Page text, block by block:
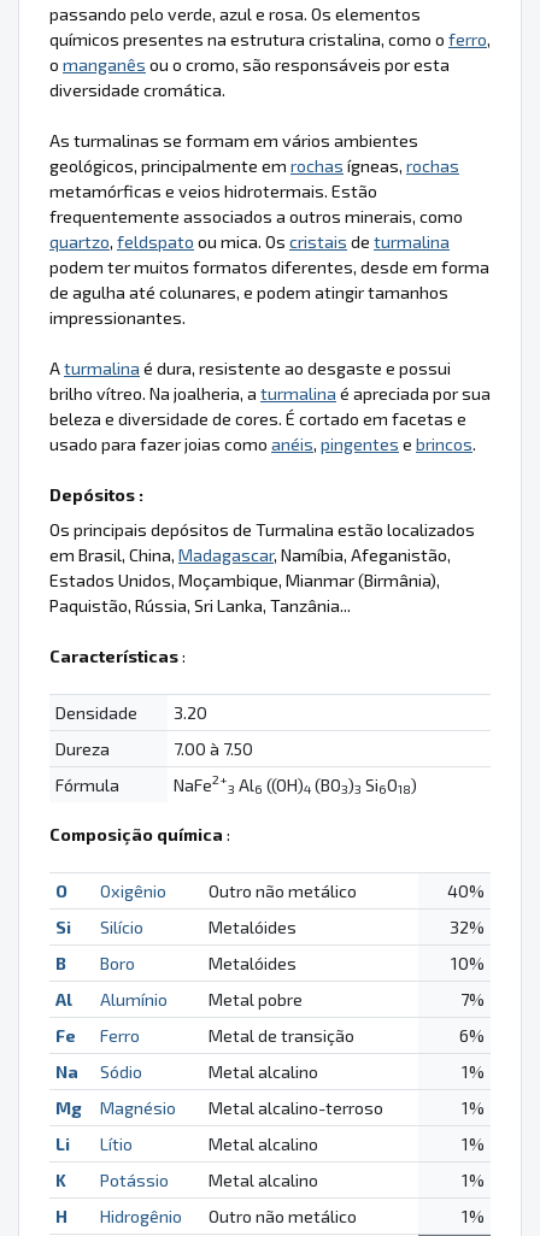
passando pelo verde, azul e rosa. Os elementos
químicos presentes na estrutura cristalina, como o ferro,
o manganês ou o cromo, são responsáveis por esta
diversidade cromática.
As turmalinas se formam em vários ambientes
geológicos, principalmente em rochas ígneas, rochas
metamórficas e veios hidrotermais. Estão
frequentemente associados a outros minerais, como
quartzo, feldspato ou mica. Os cristais de turmalina
podem ter muitos formatos diferentes, desde em forma
de agulha até colunares, e podem atingir tamanhos
impressionantes.
Aturmalina é dura, resistente ao desgaste e possui
brilho vítreo. Na joalheria, a turmalina é apreciada por sua
beleza e diversidade de cores. É cortado em facetas e
usado para fazer joias como anéis, pingentes e brincos.
Depósitos :
Os principais depósitos de Turmalina estão localizados
em Brasil, China, Madagascar, Namíbia, Afeganistão,
Estados Unidos, Moçambique, Mianmar (Birmânia),
Paquistão, Rússia, Sri Lanka, Tanzânia...
Características:
Densidade
3.20
Dureza
7.00 à 7.50
Fórmula
NaFe2+
3 Al6 ((OH)4 (BO3)3 Si6O18)
Composição química :
O Oxigênio Outro não metálico
40%
Si
Silício Metalóides
32%
B
Boro Metalóides
10%
Al
Alumínio Metal pobre
7%
Fe
Ferro Metal de transição
6%
Na
Sódio Metal alcalino
1%
Mg
Magnésio Metal alcalino-terroso
1%
Li
Lítio Metal alcalino
1%
K
Potássio Metal alcalino
1%
H
Hidrogênio Outro não metálico 1%